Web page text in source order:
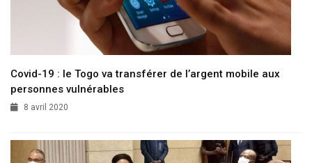
Covid-19 : le Togo va transférer de l’argent mobile aux
personnes vulnérables
8 avril 2020